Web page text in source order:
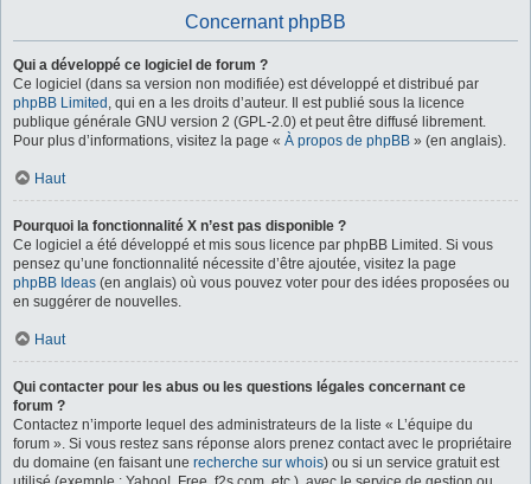
Concernant phpBB
Qui a développé ce logiciel de forum ?
Ce logiciel (dans sa version non modifiée) est développé et distribué par
phpBB Limited , qui en a les droits d’auteur. Il est publié sous la licence
publique générale GNU version 2 (GPL-2.0) et peut être diffusé librement.
Pour plus d’informations, visitez la page « À propos de phpBB » (en anglais).
Haut
Pourquoi la fonctionnalité X n’est pas disponible ?
Ce logiciel a été développé et mis sous licence par phpBB Limited. Si vous
pensez qu’une fonctionnalité nécessite d’être ajoutée, visitez la page
phpBB Ideas (en anglais) où vous pouvez voter pour des idées proposées ou
en suggérer de nouvelles.
Haut
Qui contacter pour les abus ou les questions légales concernant ce
forum ?
Contactez n’importe lequel des administrateurs de la liste « L’équipe du
forum ». Si vous restez sans réponse alors prenez contact avec le propriétaire
du domaine (en faisant une recherche sur whois) ou si un service gratuit est